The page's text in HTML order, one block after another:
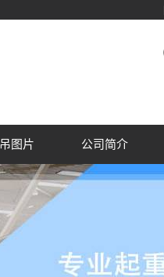
图片 公司简介